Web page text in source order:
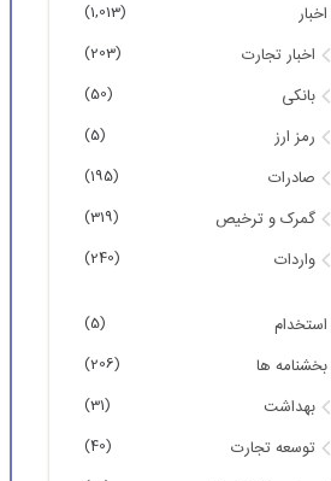
اخبار (1,013)
اخبار تجارت (203)
بانکی (50)
رمز ارز (5)
صادرات (195)
گمرک و ترخیص (319)
واردات (240)
استخدام (5)
بخشنامه ها (206)
بهداشت (31)
توسعه تجارت (40)